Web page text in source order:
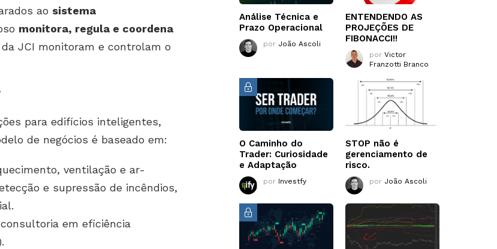
ao sistema
monitora, regula e coordena
JCI monitoram e controlam o
para edifícios inteligentes,
de negócios é baseado em:
ventilação e ar-
e supressão de incêndios,
em eficiência
Análise Técnica e
Prazo Operacional
por João Ascoli
ENTENDENDO AS
PROJEÇÕES DE
FIBONACCI!!
por Victor
Franzotti Branco
O Caminho do
Trader: Curiosidade
e Adaptação
por Investfy
STOP não é
gerenciamento de
risco.
por João Ascoli